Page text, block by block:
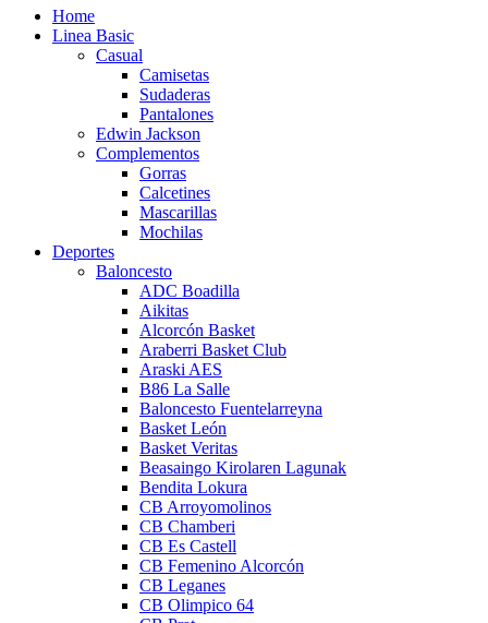
Home
Linea Basic
Casual
Camisetas
Sudaderas
Pantalones
Edwin Jackson
Complementos
Gorras
Calcetines
Mascarillas
Mochilas
Deportes
Baloncesto
ADC Boadilla
Aikitas
Alcorcón Basket
Araberri Basket Club
Araski AES
B86 La Salle
Baloncesto Fuentelarreyna
Basket León
Basket Veritas
Beasaingo Kirolaren Lagunak
Bendita Lokura
CB Arroyomolinos
CB Chamberi
CB Es Castell
CB Femenino Alcorcón
CB Leganes
CB Olimpico 64